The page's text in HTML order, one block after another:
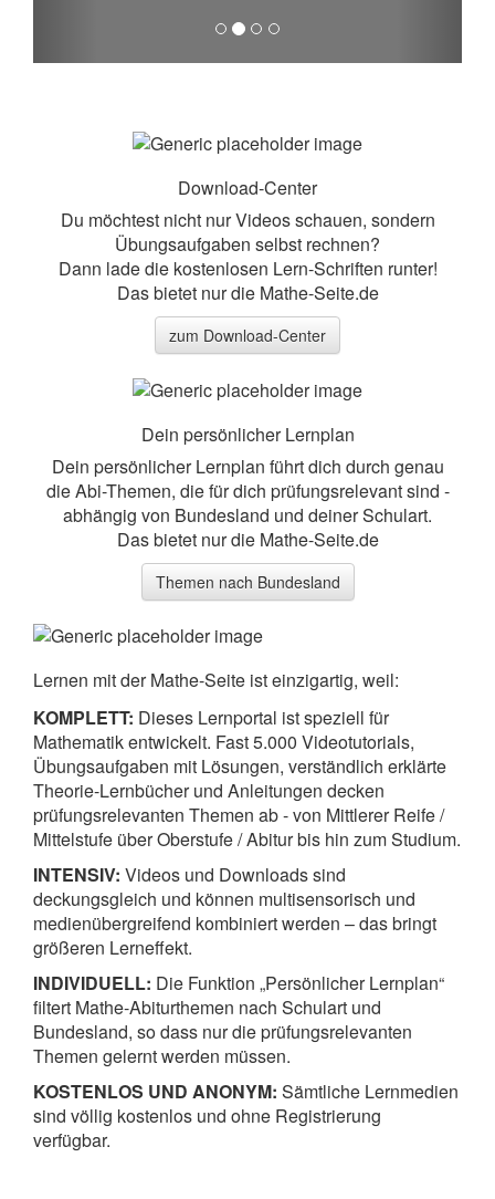
Download-Center
Du möchtest nicht nur Videos schauen, sondern
Übungsaufgaben selbst rechnen?
Dann lade die kostenlosen Lern-Schriften runter!
Das bietet nur die Mathe-Seite.de
zum Download-Center
Dein persönlicher Lernplan
Dein persönlicher Lernplan führt dich durch genau
die Abi-Themen, die für dich prüfungsrelevant sind -
abhängig von Bundesland und deiner Schulart.
Das bietet nur die Mathe-Seite.de
Themen nach Bundesland
Lernen mit der Mathe-Seite ist einzigartig, weil:
KOMPLETT: Dieses Lernportal ist speziell für
Mathematik entwickelt. Fast 5.000 Videotutorials,
Übungsaufgaben mit Lösungen, verständlich erklärte
Theorie-Lernbücher und Anleitungen decken
prüfungsrelevanten Themen ab - von Mittlerer Reife /
Mittelstufe über Oberstufe / Abitur bis hin zum Studium.
INTENSIV: Videos und Downloads sind
deckungsgleich und können multisensorisch und
medienübergreifend kombiniert werden – das bringt
größeren Lerneffekt.
INDIVIDUELL: Die Funktion „Persönlicher Lernplan“
filtert Mathe-Abiturthemen nach Schulart und
Bundesland, so dass nur die prüfungsrelevanten
Themen gelernt werden müssen.
KOSTENLOS UND ANONYM: Sämtliche Lernmedien
sind völlig kostenlos und ohne Registrierung
verfügbar.